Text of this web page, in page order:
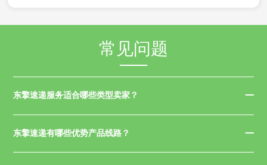
常见问题
东擎速递服务适合哪些类型卖家？
东擎速递有哪些优势产品线路？